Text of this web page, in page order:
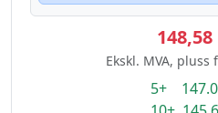
148,58
Ekskl. MVA,
5+